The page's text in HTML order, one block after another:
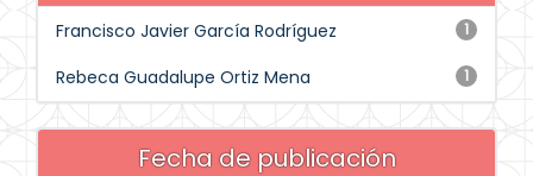
1
Francisco Javier García Rodríguez
1
Rebeca Guadalupe Ortiz Mena
Fecha de publicación